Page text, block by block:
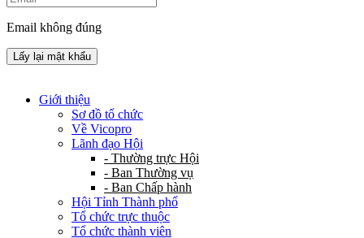
Email không đúng
Lấy lại mật khẩu
Giới thiệu
Sơ đồ tổ chức
Về Vicopro
Lãnh đạo Hội
- Thường trực Hội
- Ban Thường vụ
- Ban Chấp hành
Hội Tỉnh Thành phố
Tổ chức trực thuộc
Tổ chức thành viên